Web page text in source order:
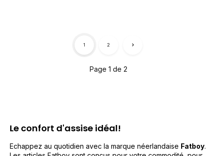
Page 1 de 2
1 2
Le confort d'assise idéal!
Echappez au quotidien avec la marque néerlandaise Fatboy.